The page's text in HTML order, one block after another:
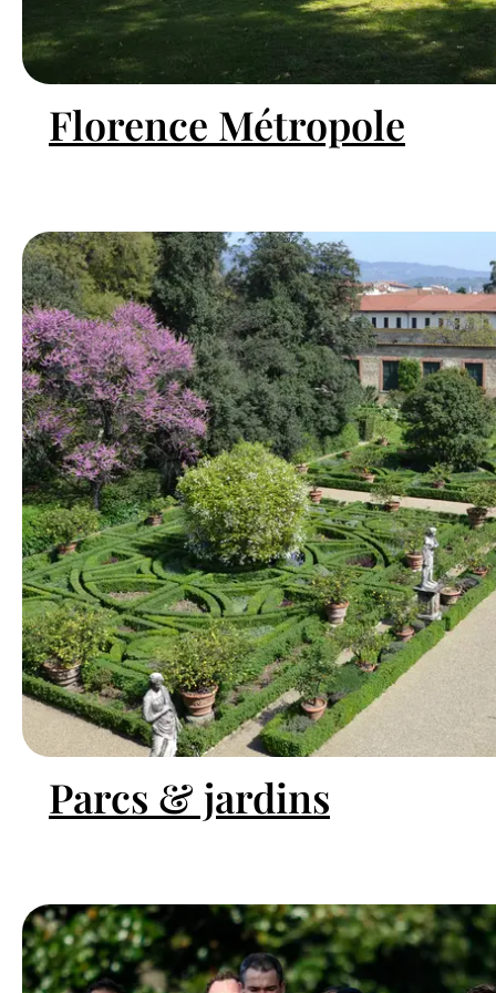
Florence Métropole
Parcs & jardins